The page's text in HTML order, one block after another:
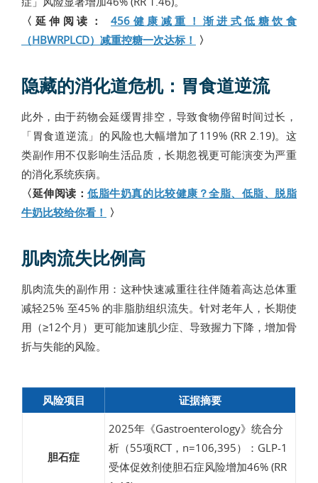
〈延伸阅读：456健康减重！渐进式低糖饮食
（HBWRPLCD）减重控糖一次达标！ 〉
隐藏的消化道危机：胃食道逆流
此外，由于药物会延缓胃排空，导致食物停留时间过长，
「胃食道逆流」的风险也大幅增加了119% (RR 2.19)。这
类副作用不仅影响生活品质，长期忽视更可能演变为严重
的消化系统疾病。
〈延伸阅读：低脂牛奶真的比较健康？全脂、低脂、脱脂
牛奶比较给你看！ 〉
肌肉流失比例高
肌肉流失的副作用：这种快速减重往往伴随着高达总体重
减轻25% 至45% 的非脂肪组织流失。针对老年人，长期使
用（≥12个月）更可能加速肌少症、导致握力下降，增加骨
折与失能的风险。
风险项目 证据摘要
胆石症
2025年《Gastroenterology》统合分
析（55项RCT，n=106,395）：GLP-1
受体促效剂使胆石症风险增加46% (RR